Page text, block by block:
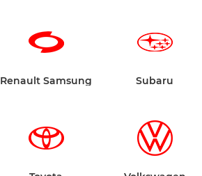
Renault Samsung Subaru